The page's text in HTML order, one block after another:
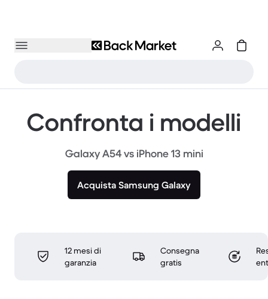
Confronta i modelli
Galaxy A54 vs iPhone 13 mini
Acquista Samsung Galaxy
12 mesi di
garanzia
Consegna
gratis